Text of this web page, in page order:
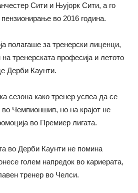
Сити и Њујорк Сити, а го
во 2016 година.
полагаше за тренерски лиценци,
тренерската професија и летото
Дерби Каунти.
сезона како тренер успеа да се
Чемпионшип, но на крајот не
во Премиер лигата.
во Дерби Каунти не помина
голем напредок во кариерата,
тренер во Челси.